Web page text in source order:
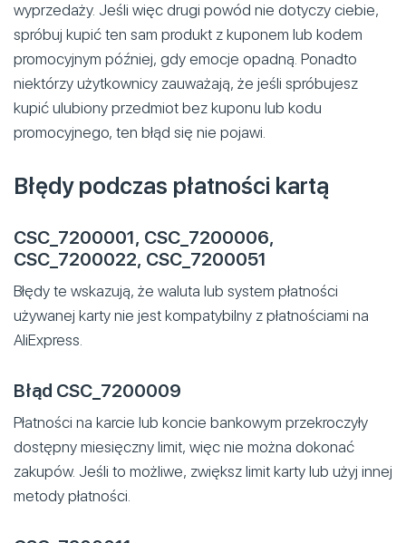
wyprzedaży. Jeśli więc drugi powód nie dotyczy ciebie,
spróbuj kupić ten sam produkt z kuponem lub kodem
promocyjnym później, gdy emocje opadną. Ponadto
niektórzy użytkownicy zauważają, że jeśli spróbujesz
kupić ulubiony przedmiot bez kuponu lub kodu
promocyjnego, ten błąd się nie pojawi.
Błędy podczas płatności kartą
CSC_7200001, CSC_7200006,
CSC_7200022, CSC_7200051
Błędy te wskazują, że waluta lub system płatności
używanej karty nie jest kompatybilny z płatnościami na
AliExpress.
Błąd CSC_7200009
Płatności na karcie lub koncie bankowym przekroczyły
dostępny miesięczny limit, więc nie można dokonać
zakupów. Jeśli to możliwe, zwiększ limit karty lub użyj innej
metody płatności.